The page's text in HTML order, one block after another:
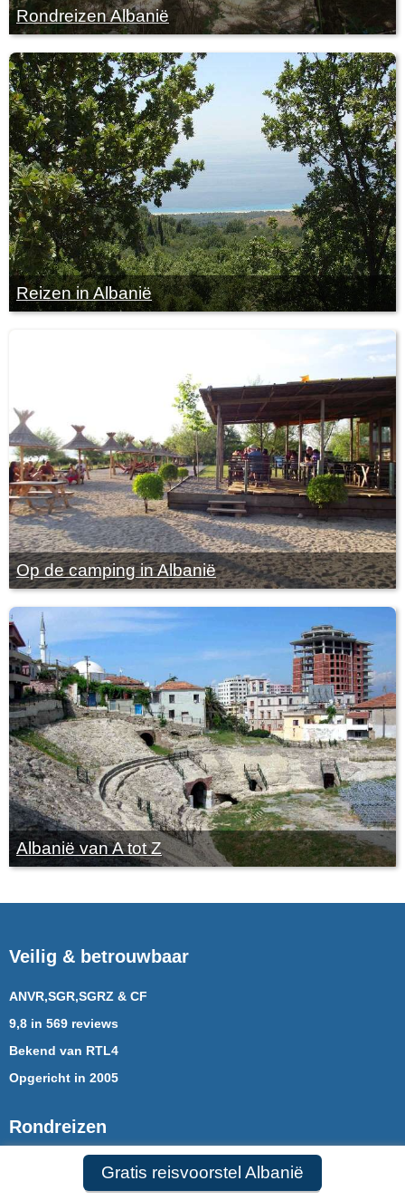
Gratis reisvoorstel Albanië
Rondreizen Albanië
Reizen in Albanië
Op de camping in Albanië
Albanië van A tot Z
Veilig & betrouwbaar
ANVR,SGR,SGRZ & CF
9,8 in 569 reviews
Bekend van RTL4
Opgericht in 2005
Rondreizen
Rondreizen Mauritius
Rondreizen Puglia